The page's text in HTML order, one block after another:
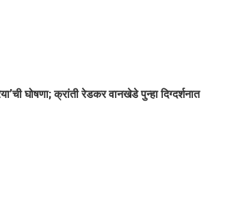
घोषणा; क्रांती रेडकर वानखेडे पुन्हा दिग्दर्शनात